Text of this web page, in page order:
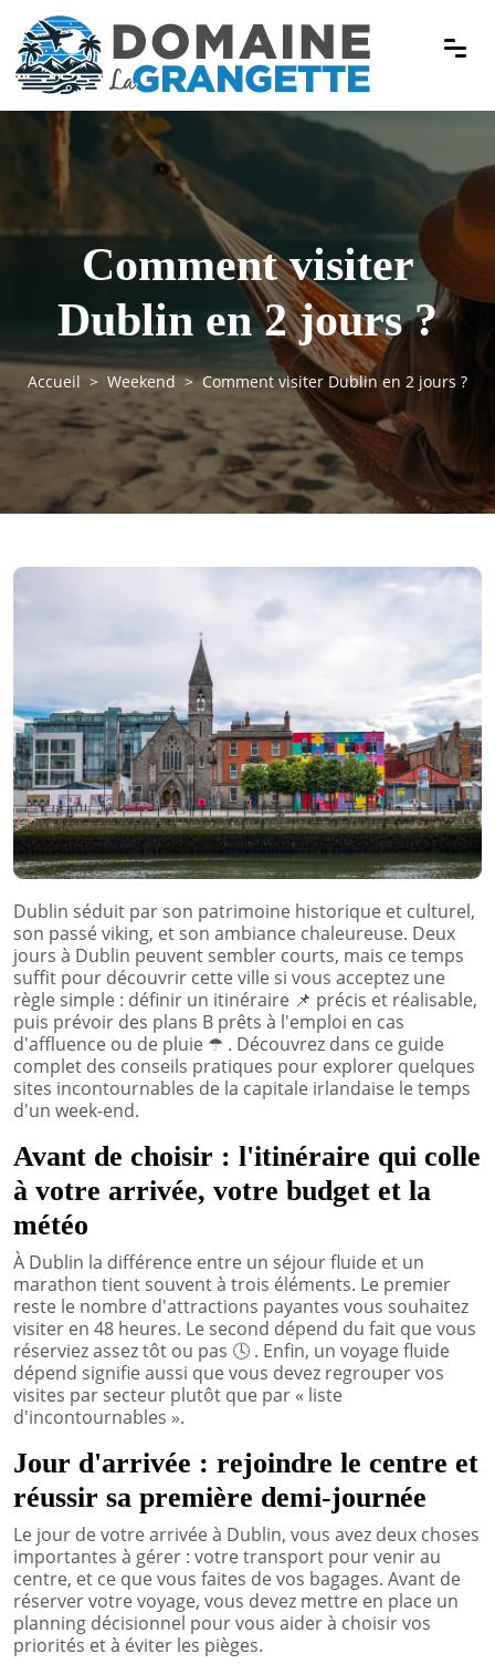
Comment visiter
Dublin en 2 jours ?
Accueil Weekend Comment visiter Dublin en 2 jours ?
Dublin séduit par son patrimoine historique et culturel,
son passé viking, et son ambiance chaleureuse. Deux
jours à Dublin peuvent sembler courts, mais ce temps
suffit pour découvrir cette ville si vous acceptez une
règle simple : définir un itinéraire 📌 précis et réalisable,
puis prévoir des plans B prêts à l'emploi en cas
d'affluence ou de pluie ☂ . Découvrez dans ce guide
complet des conseils pratiques pour explorer quelques
sites incontournables de la capitale irlandaise le temps
d'un week-end.
Avant de choisir : l'itinéraire qui colle
à votre arrivée, votre budget et la
météo
À Dublin la différence entre un séjour fluide et un
marathon tient souvent à trois éléments. Le premier
reste le nombre d'attractions payantes vous souhaitez
visiter en 48 heures. Le second dépend du fait que vous
réserviez assez tôt ou pas 🕓 . Enfin, un voyage fluide
dépend signifie aussi que vous devez regrouper vos
visites par secteur plutôt que par « liste
d'incontournables ».
Jour d'arrivée : rejoindre le centre et
réussir sa première demi-journée
Le jour de votre arrivée à Dublin, vous avez deux choses
importantes à gérer : votre transport pour venir au
centre, et ce que vous faites de vos bagages. Avant de
réserver votre voyage, vous devez mettre en place un
planning décisionnel pour vous aider à choisir vos
priorités et à éviter les pièges.